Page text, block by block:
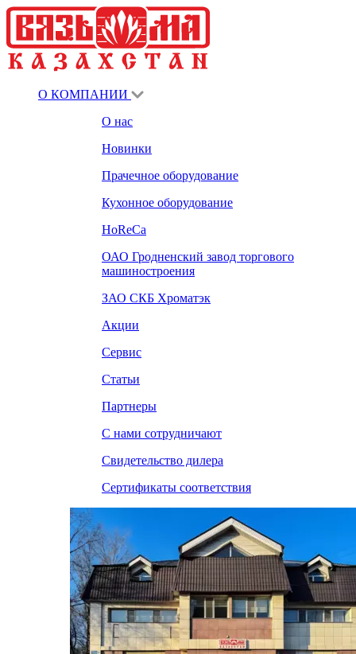
О КОМПАНИИ
О нас
Новинки
Прачечное оборудование
Кухонное оборудование
HoReCa
ОАО Гродненский завод торгового
машиностроения
ЗАО СКБ Хроматэк
Акции
Сервис
Статьи
Партнеры
С нами сотрудничают
Свидетельство дилера
Сертификаты соответствия